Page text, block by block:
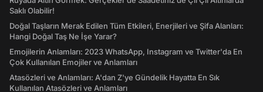
Saklı Olabilir!
Doğal Taşların Merak Edilen Tüm Etkileri, Enerjileri ve Şifa Alanları:
Hangi Doğal Taş Ne İşe Yarar?
Emojilerin Anlamları: 2023 WhatsApp, Instagram ve Twitter'da En
Çok Kullanılan Emojiler ve Anlamları
Atasözleri ve Anlamları: A'dan Z'ye Gündelik Hayatta En Sık
Kullanılan Atasözleri ve Anlamları